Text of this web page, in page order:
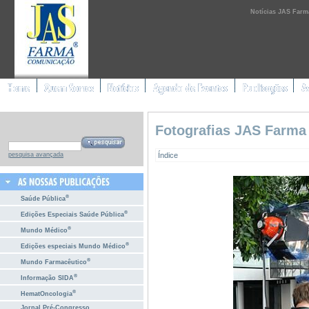
Notícias JAS
pesquisa avançada
Saúde Pública®
Edições Especiais Saúde Pública®
Mundo Médico®
Edições especiais Mundo Médico®
Mundo Farmacêutico®
Informação SIDA®
HematOncologia®
Jornal Pré-Congresso
Fotografias JAS
Índice